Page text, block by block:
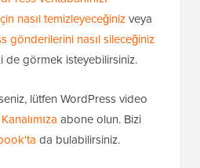
nasıl temizleyeceğinizveya
gönderilerini nasıl sileceğiniz
de görmek isteyebilirsiniz.
lütfen WordPress video
abone olun. Bizi
da bulabilirsiniz.